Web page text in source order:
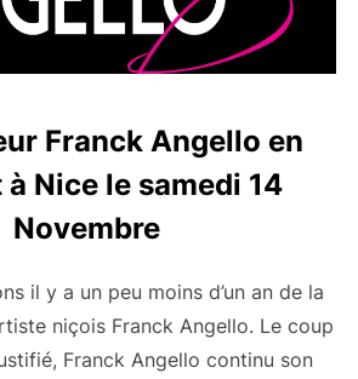
Franck Angello en
Nice le samedi 14
Novembre
il y a un peu moins d’un an de la
niçois Franck Angello. Le coup
Franck Angello continu son